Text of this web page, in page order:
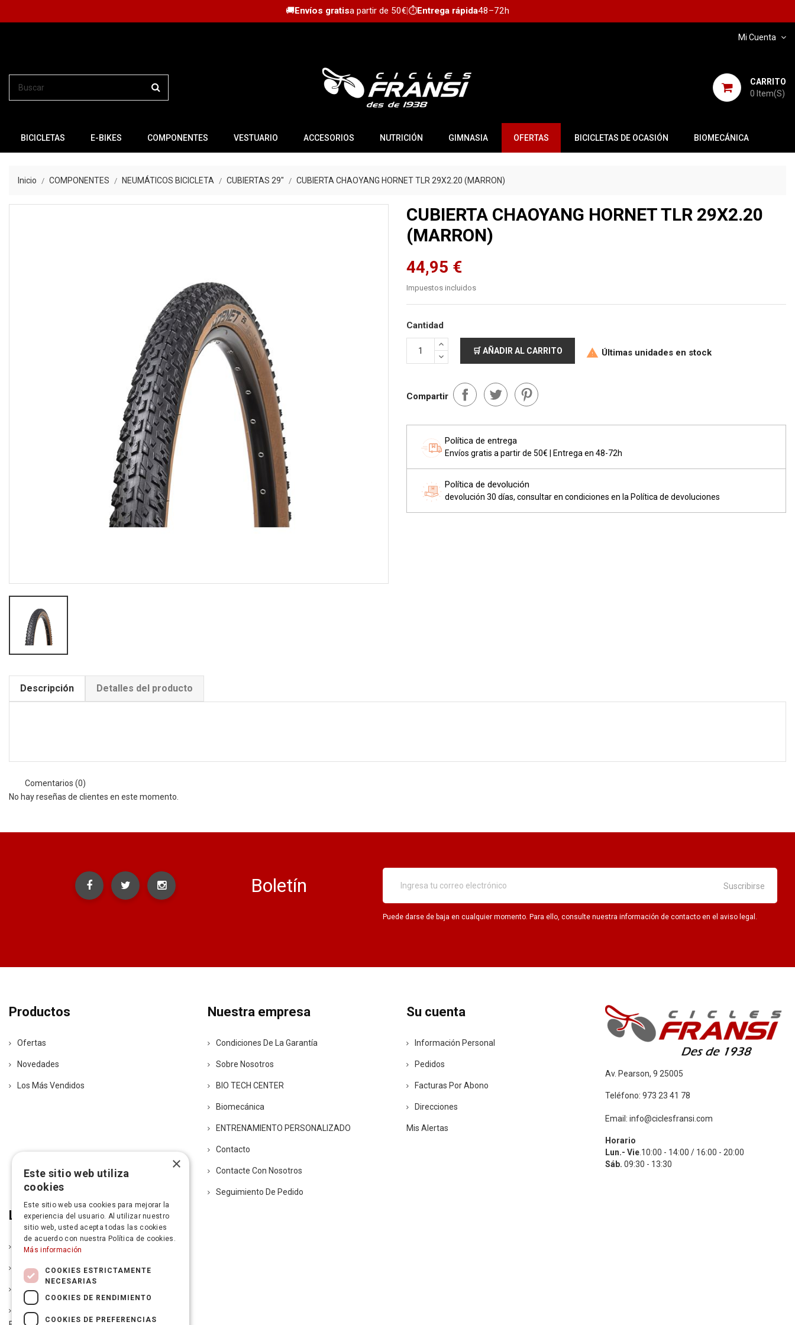
🚚Envíos gratisa partir de 50€|⏱️Entrega rápida48–72h
Mi Cuenta
CARRITO
0 Item(s)
BICICLETAS E-BIKES COMPONENTES VESTUARIO ACCESORIOS NUTRICIÓN GIMNASIA OFERTAS BICICLETAS DE OCASIÓN BIOMECÁNICA
Inicio COMPONENTES NEUMÁTICOS BICICLETA CUBIERTAS 29" CUBIERTA CHAOYANG HORNET TLR 29X2.20 (MARRON)
CUBIERTA CHAOYANG HORNET TLR 29X2.20
(MARRON)
44,95 €
Impuestos incluidos
Cantidad
🛒 AÑADIR AL CARRITO  Últimas unidades en stock
Compartir
Política de entrega
Envíos gratis a partir de 50€ | Entrega en 48-72h
Política de devolución
devolución 30 días, consultar en condiciones en la Política de devoluciones
Descripción Detalles del producto
Comentarios (0)
No hay reseñas de clientes en este momento.
Boletín
Puede darse de baja en cualquier momento. Para ello, consulte nuestra información de contacto en el aviso legal.
Productos
Ofertas
Novedades
Los Más Vendidos
Nuestra empresa
Condiciones De La Garantía
Sobre Nosotros
BIO TECH CENTER
Biomecánica
ENTRENAMIENTO PERSONALIZADO
Contacto
Contacte Con Nosotros
Seguimiento De Pedido
Legal
Política De Entrega
Aviso Legal
Condiciones De La Garantía
Política De Devoluciones Y Autorización De
Su cuenta
Información Personal
Pedidos
Facturas Por Abono
Direcciones
Mis Alertas
Av. Pearson, 9 25005
Teléfono: 973 23 41 78
Email: info@ciclesfransi.com
Horario
Lun.- Vie .10:00 - 14:00 / 16:00 - 20:00
Sáb. 09:30 - 13:30
×
Este sitio web utiliza
cookies
Este sitio web usa cookies para mejorar la
experiencia del usuario. Al utilizar nuestro
sitio web, usted acepta todas las cookies
de acuerdo con nuestra Política de cookies.
Más información
COOKIES ESTRICTAMENTE
NECESARIAS
COOKIES DE RENDIMIENTO
COOKIES DE PREFERENCIAS